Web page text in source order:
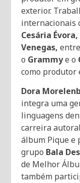
exterior.
internacionais
Cesária
Venegas,
o Grammye o
como produtor
Dora
integra uma
linguagens
carreira
álbum Pique e
grupo Bala
de Melhor
também